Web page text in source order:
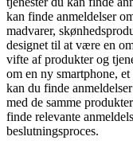
kan finde anmeldelser
madvarer,
designet til at være en
vifte af produkter og
om en ny smartphone,
kan du finde
med de samme
finde relevante
beslutningsproces.